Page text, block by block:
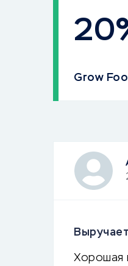
Grow
Хорошая